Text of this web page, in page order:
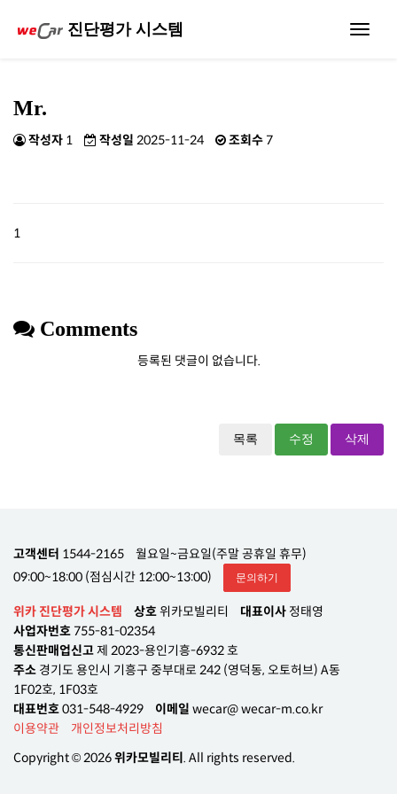
Toggle
진단평가 시스템
Mr.
작성자 1 작성일 2025-11-24 조회수 7
1
Comments
등록된 댓글이 없습니다.
목록 수정 삭제
고객센터 1544-2165
월요일~금요일(주말 공휴일 휴무)
09:00~18:00 (점심시간 12:00~13:00)
문의하기
위카 진단평가 시스템 상호위카모빌리티 대표이사 정태영
사업자번호 755-81-02354
통신판매업신고제 2023-용인기흥-6932 호
주소 경기도 용인시 기흥구 중부대로 242 (영덕동, 오토허브) A동
1F02호, 1F03호
대표번호031-548-4929 이메일 wecar@ wecar-m.co.kr
이용약관
개인정보처리방침
Copyright © 2026위카모빌리티. All rights reserved.